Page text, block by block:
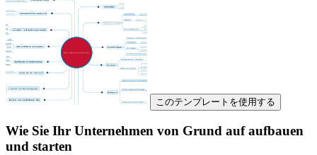
このテンプレートを使用する
Wie Sie Ihr Unternehmen von Grund auf aufbauen
und starten